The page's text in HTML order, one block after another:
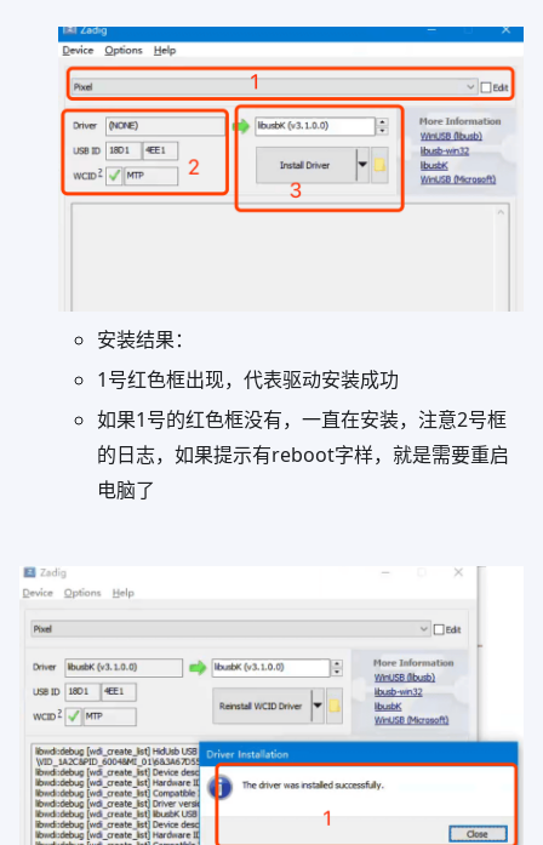
安装结果：
1号红色框出现，代表驱动安装成功
如果1号的红色框没有，一直在安装，注意2号框
的日志，如果提示有reboot字样，就是需要重启
电脑了